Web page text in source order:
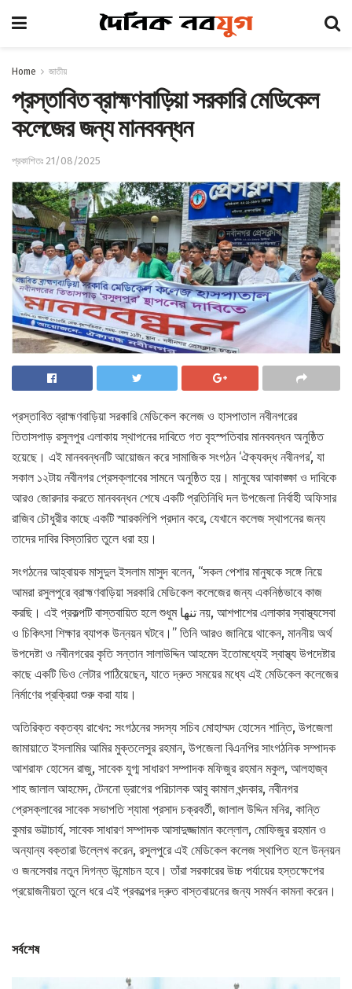
Home জাতীয়
প্রস্তাবিত ব্রাহ্মণবাড়িয়া সরকারি মেডিকেল
কলেজের জন্য মানববন্ধন
প্রকাশিতঃ 21/08/2025
প্রস্তাবিত ব্রাহ্মণবাড়িয়া সরকারি মেডিকেল কলেজ ও হাসপাতাল নবীনগরের
তিতাসপাড় রসুলপুর এলাকায় স্থাপনের দাবিতে গত বৃহস্পতিবার মানববন্ধন অনুষ্ঠিত
হয়েছে। এই মানববন্ধনটি আয়োজন করে সামাজিক সংগঠন ‘ঐক্যবদ্ধ নবীনগর’, যা
সকাল ১২টায় নবীনগর প্রেসক্লাবের সামনে অনুষ্ঠিত হয়। মানুষের আকাঙ্ক্ষা ও দাবিকে
আরও জোরদার করতে মানববন্ধন শেষে একটি প্রতিনিধি দল উপজেলা নির্বাহী অফিসার
রাজিব চৌধুরীর কাছে একটি স্মারকলিপি প্রদান করে, যেখানে কলেজ স্থাপনের জন্য
তাদের দাবির বিস্তারিত তুলে ধরা হয়।
সংগঠনের আহ্বায়ক মাসুদুল ইসলাম মাসুদ বলেন, “সকল পেশার মানুষকে সঙ্গে নিয়ে
আমরা রসুলপুরে ব্রাহ্মণবাড়িয়া সরকারি মেডিকেল কলেজের জন্য একনিষ্ঠভাবে কাজ
করছি। এই প্রকল্পটি বাস্তবায়িত হলে শুধুম تنها নয়, আশপাশের এলাকার স্বাস্থ্যসেবা
ও চিকিৎসা শিক্ষার ব্যাপক উন্নয়ন ঘটবে।” তিনি আরও জানিয়ে থাকেন, মাননীয় অর্থ
উপদেষ্টা ও নবীনগরের কৃতি সন্তান সালাউদ্দিন আহমেদ ইতোমধ্যেই স্বাস্থ্য উপদেষ্টার
কাছে একটি ডিও লেটার পাঠিয়েছেন, যাতে দ্রুত সময়ের মধ্যে এই মেডিকেল কলেজের
নির্মাণের প্রক্রিয়া শুরু করা যায়।
অতিরিক্ত বক্তব্য রাখেন: সংগঠনের সদস্য সচিব মোহাম্মদ হোসেন শান্তি, উপজেলা
জামায়াতে ইসলামির আমির মুক্তলেসুর রহমান, উপজেলা বিএনপির সাংগঠনিক সম্পাদক
আশরাফ হোসেন রাজু, সাবেক যুগ্ম সাধারণ সম্পাদক মফিজুর রহমান মকুল, আলহাজ্ব
শাহ জালাল আহমেদ, টেননো ড্রাগের পরিচালক আবু কামাল খন্দকার, নবীনগর
প্রেসক্লাবের সাবেক সভাপতি শ্যামা প্রসাদ চক্রবর্তী, জালাল উদ্দিন মনির, কান্তি
কুমার ভট্টাচার্য, সাবেক সাধারণ সম্পাদক আসাদুজ্জামান কল্লোল, মোফিজুর রহমান ও
অন্যান্য বক্তারা উল্লেখ করেন, রসুলপুরে এই মেডিকেল কলেজ স্থাপিত হলে উন্নয়ন
ও জনসেবার নতুন দিগন্ত উন্মোচন হবে। তাঁরা সরকারের উচ্চ পর্যায়ের হস্তক্ষেপের
প্রয়োজনীয়তা তুলে ধরে এই প্রকল্পের দ্রুত বাস্তবায়নের জন্য সমর্থন কামনা করেন।
সর্বশেষ